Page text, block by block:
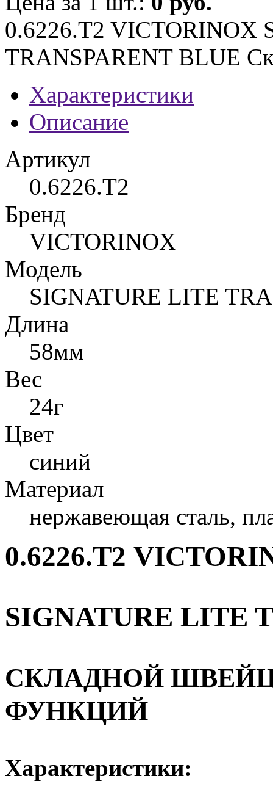
0.6226.T2 VICTORINOX
TRANSPARENT BLUE
Характеристики
Описание
Артикул
0.6226.T2
Бренд
VICTORINOX
Модель
SIGNATURE LITE
Длина
58мм
Вес
24г
Цвет
синий
Материал
нержавеющая сталь,
0.6226.T2
SIGNATURE LITE
СКЛАДНОЙ
ФУНКЦИЙ
Характеристики: